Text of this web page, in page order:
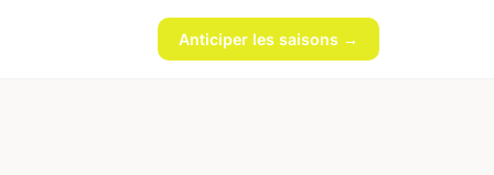
Anticiper les saisons →